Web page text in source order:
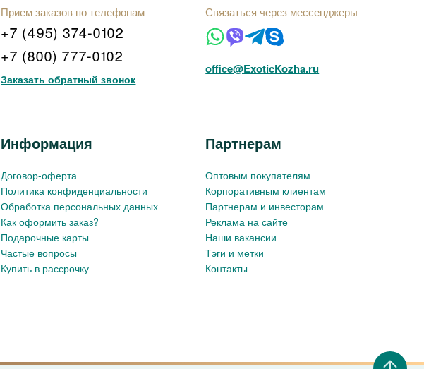
Прием заказов по телефонам
+7 (495) 374-0102
+7 (800) 777-0102
Заказать обратный звонок
Связаться через мессенджеры
office@ExoticKozha.ru
Информация
Договор-оферта
Политика конфиденциальности
Обработка персональных данных
Как оформить заказ?
Подарочные карты
Частые вопросы
Купить в рассрочку
Партнерам
Оптовым покупателям
Корпоративным клиентам
Партнерам и инвесторам
Реклама на сайте
Наши вакансии
Тэги и метки
Контакты